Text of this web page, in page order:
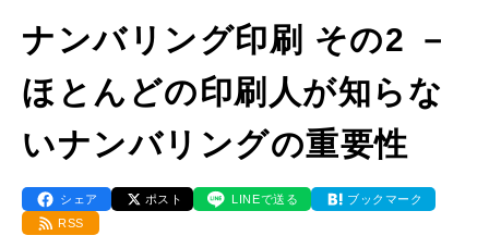
- 高精細印刷
- アクセス
- CSR活動
- 映像・動画制作
- ぎぞらーず
- デザイン
- 販促グッズ
- お問い合わせ
- 工場見学のお問い合わせ
ブログ（印刷マニアック）
工場見学
ナンバリング印刷 その2 －
ほとんどの印刷人が知らな
いナンバリングの重要性
シェア ポスト LINEで送る
ブックマーク
RSS